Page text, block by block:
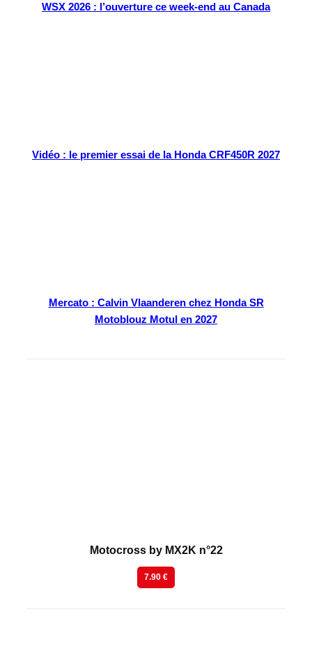
WSX 2026 : l’ouverture ce week-end au Canada
Vidéo : le premier essai de la Honda CRF450R 2027
Mercato : Calvin Vlaanderen chez Honda SR
Motoblouz Motul en 2027
Motocross by MX2K n°22
7.90 €